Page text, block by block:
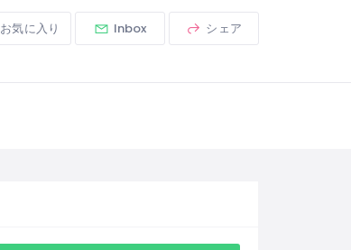
お気に入り Inbox シェア